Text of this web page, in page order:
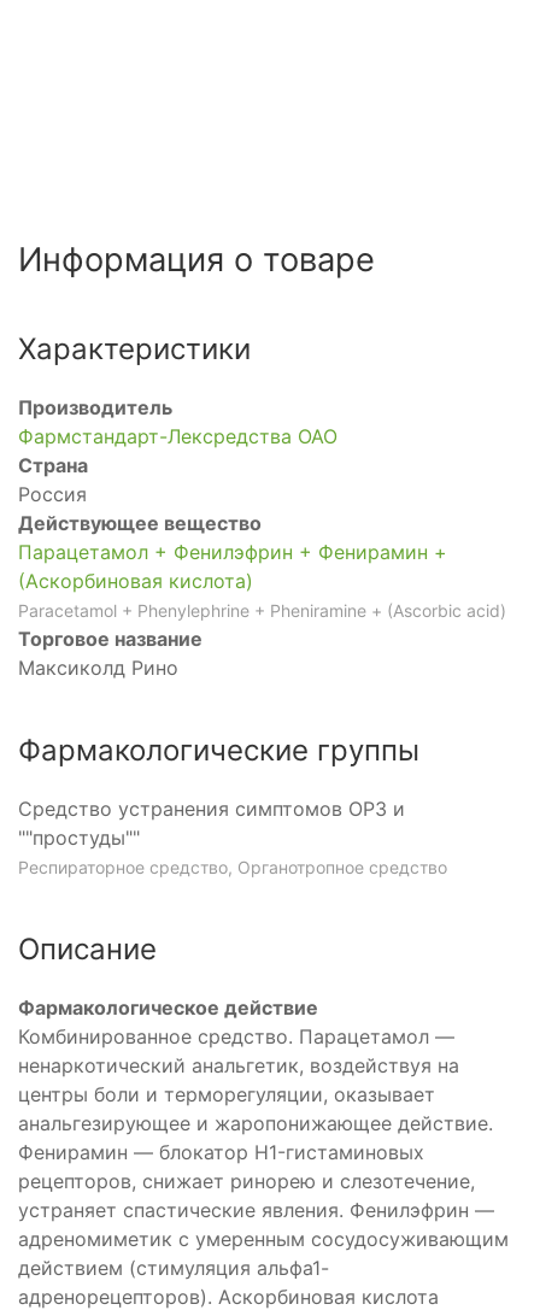
Информация о товаре
Характеристики
Производитель
Фармстандарт-Лексредства ОАО
Страна
Россия
Действующее вещество
Парацетамол + Фенилэфрин + Фенирамин +
(Аскорбиновая кислота)
Paracetamol + Phenylephrine + Pheniramine + (Ascorbic acid)
Торговое название
Максиколд Рино
Фармакологические группы
Средство устранения симптомов ОРЗ и
""простуды""
Респираторное средство, Органотропное средство
Описание
Фармакологическое действие
Комбинированное средство. Парацетамол —
ненаркотический анальгетик, воздействуя на
центры боли и терморегуляции, оказывает
анальгезирующее и жаропонижающее действие.
Фенирамин — блокатор H1-гистаминовых
рецепторов, снижает ринорею и слезотечение,
устраняет спастические явления. Фенилэфрин —
адреномиметик с умеренным сосудосуживающим
действием (стимуляция альфа1-
адренорецепторов). Аскорбиновая кислота